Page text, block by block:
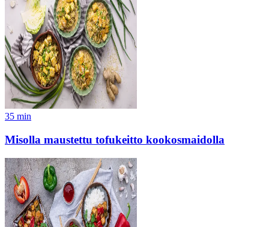
35 min
Misolla maustettu tofukeitto kookosmaidolla